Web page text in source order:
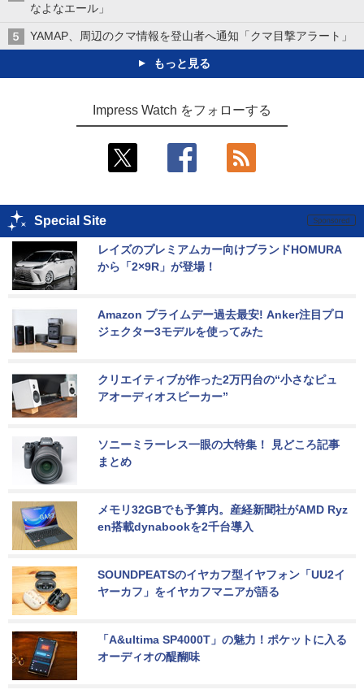
なよなエール」
YAMAP、周辺のクマ情報を登山者へ通知「クマ目撃アラート」
もっと見る
Impress Watch をフォローする
Special Site
レイズのプレミアムカー向けブランドHOMURA
から「2×9R」が登場！
Amazon プライムデー過去最安! Anker注目プロ
ジェクター3モデルを使ってみた
クリエイティブが作った2万円台の“小さなピュ
アオーディオスピーカー”
ソニーミラーレス一眼の大特集！ 見どころ記事
まとめ
メモリ32GBでも予算内。産経新聞社がAMD Ryz
en搭載dynabookを2千台導入
SOUNDPEATSのイヤカフ型イヤフォン「UU2イ
ヤーカフ」をイヤカフマニアが語る
「A&ultima SP4000T」の魅力！ポケットに入る
オーディオの醍醐味